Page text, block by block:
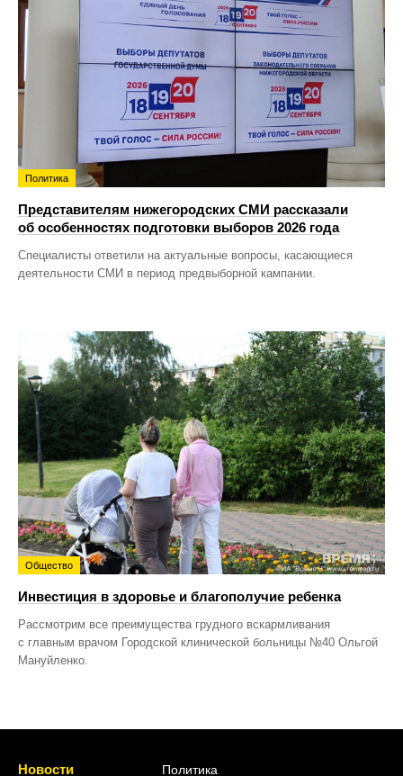
Политика
Представителям нижегородских СМИ рассказали
об особенностях подготовки выборов 2026 года
Специалисты ответили на актуальные вопросы, касающиеся
деятельности СМИ в период предвыборной кампании.
Общество
Инвестиция в здоровье и благополучие ребенка
Рассмотрим все преимущества грудного вскармливания
с главным врачом Городской клинической больницы №40 Ольгой
Мануйленко.
Новости
Политика